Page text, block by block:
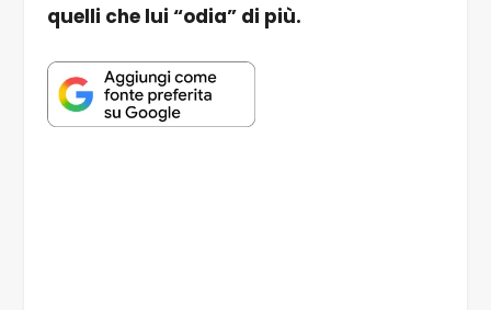
quelli che lui “odia” di più.